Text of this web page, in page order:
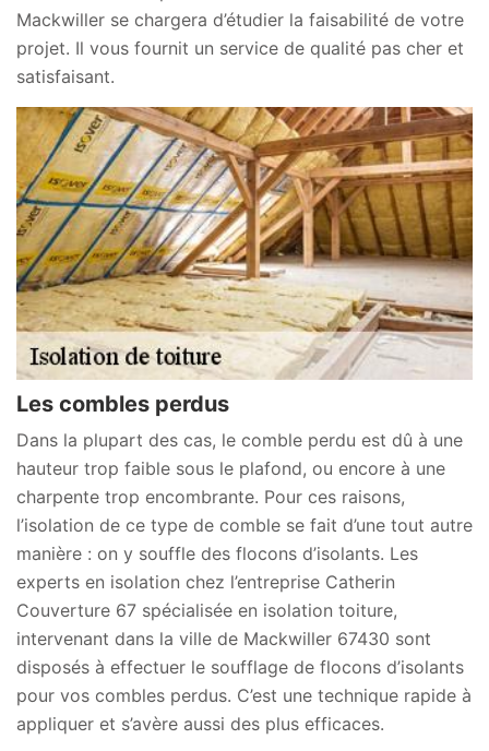
Mackwiller se chargera d’étudier la faisabilité de votre
projet. Il vous fournit un service de qualité pas cher et
satisfaisant.
Les combles perdus
Dans la plupart des cas, le comble perdu est dû à une
hauteur trop faible sous le plafond, ou encore à une
charpente trop encombrante. Pour ces raisons,
l’isolation de ce type de comble se fait d’une tout autre
manière : on y souffle des flocons d’isolants. Les
experts en isolation chez l’entreprise Catherin
Couverture 67 spécialisée en isolation toiture,
intervenant dans la ville de Mackwiller 67430 sont
disposés à effectuer le soufflage de flocons d’isolants
pour vos combles perdus. C’est une technique rapide à
appliquer et s’avère aussi des plus efficaces.